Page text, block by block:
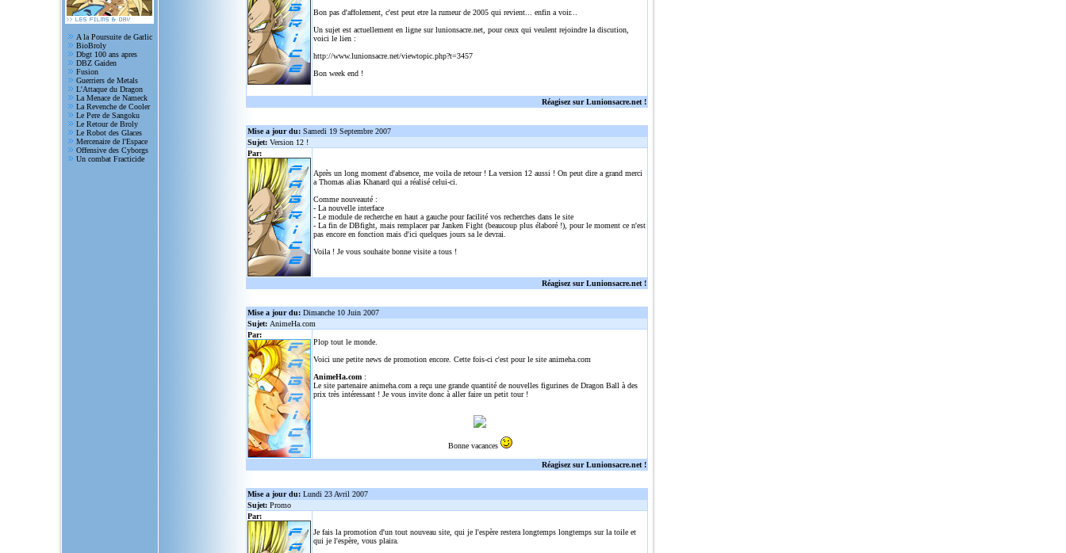
A la Poursuite de Garlic
BioBroly
Dbgt 100 ans apres
DBZ Gaiden
Fusion
Guerriers de Metals
L'Attaque du Dragon
La Menace de Nameck
La Revenche de Cooler
Le Pere de Sangoku
Le Retour de Broly
Le Robot des Glaces
Mercenaire de l'Espace
Offensive des Cyborgs
Un combat Fracticide
Bon pas d'affolement, c'est peut etre la rumeur de 2005 qui revient... enfin a voir...
Un sujet est actuellement en ligne sur lunionsacre.net, pour ceux qui veulent rejoindre la discution,
voici le lien :
http://www.lunionsacre.net/viewtopic.php?t=3457
Bon week end !
Réagisez sur Lunionsacre.net !
Mise a jour du: Samedi 19 Septembre 2007
Sujet: Version 12 !
Par:
Après un long moment d'absence, me voila de retour ! La version 12 aussi ! On peut dire a grand merci
a Thomas alias Khanard qui a réalisé celui-ci.
Comme nouveauté :
- La nouvelle interface
- Le module de recherche en haut a gauche pour facilité vos recherches dans le site
- La fin de DBfight, mais remplacer par Janken Fight (beaucoup plus élaboré !), pour le moment ce n'est
pas encore en fonction mais d'ici quelques jours sa le devrai.
Voila ! Je vous souhaite bonne visite a tous !
Réagisez sur Lunionsacre.net !
Mise a jour du: Dimanche 10 Juin 2007
Sujet: AnimeHa.com
Par:
Plop tout le monde.
Voici une petite news de promotion encore. Cette fois-ci c'est pour le site animeha.com
AnimeHa.com :
Le site partenaire animeha.com a reçu une grande quantité de nouvelles figurines de Dragon Ball à des
prix très intéressant ! Je vous invite donc à aller faire un petit tour !
Bonne vacances
Réagisez sur Lunionsacre.net !
Mise a jour du: Lundi 23 Avril 2007
Sujet: Promo
Par:
Je fais la promotion d'un tout nouveau site, qui je l'espère restera longtemps longtemps sur la toile et
qui je l'espère, vous plaira.